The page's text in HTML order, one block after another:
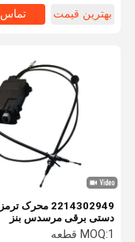
بهترین قیمت
تماس
2214302949 محرک ترمز
دستی برقی مرسدس بنز
W221 محرک ترمز دستی
MOQ:1 قطعه